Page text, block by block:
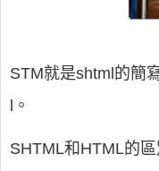
STM就是shtml的簡
l。
SHTML和HTML的